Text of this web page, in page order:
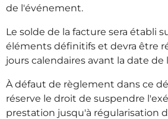
de l'événement.
Le solde de la facture sera établi
éléments définitifs et devra être
jours calendaires avant la date de
À défaut de règlement dans ce
réserve le droit de suspendre
prestation jusqu'à régularisation